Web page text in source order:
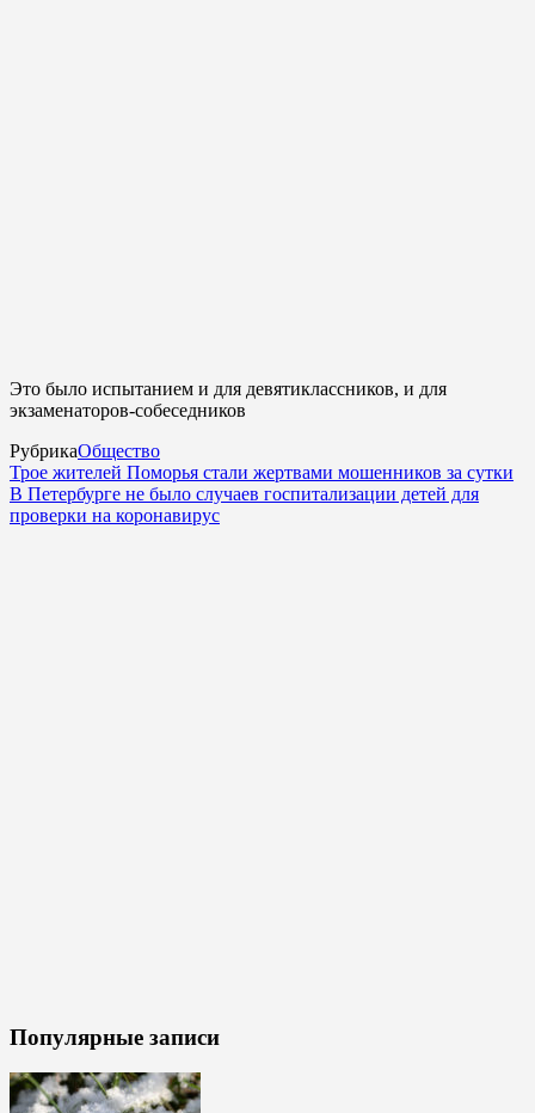
Это было испытанием и для девятиклассников, и для
экзаменаторов-собеседников
РубрикаОбщество
Трое жителей Поморья стали жертвами мошенников за сутки
В Петербурге не было случаев госпитализации детей для
проверки на коронавирус
Популярные записи